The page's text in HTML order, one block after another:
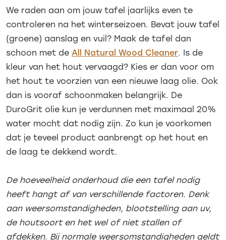
We raden aan om jouw tafel jaarlijks even te
controleren na het winterseizoen. Bevat jouw tafel
(groene) aanslag en vuil? Maak de tafel dan
schoon met de All Natural Wood Cleaner. Is de
kleur van het hout vervaagd? Kies er dan voor om
het hout te voorzien van een nieuwe laag olie. Ook
dan is vooraf schoonmaken belangrijk. De
DuroGrit olie kun je verdunnen met maximaal 20%
water mocht dat nodig zijn. Zo kun je voorkomen
dat je teveel product aanbrengt op het hout en
de laag te dekkend wordt.
De hoeveelheid onderhoud die een tafel nodig
heeft hangt af van verschillende factoren. Denk
aan weersomstandigheden, blootstelling aan uv,
de houtsoort en het wel of niet stallen of
afdekken. Bij normale weersomstandigheden geldt